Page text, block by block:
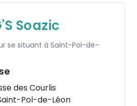
Soazic
se situant à Saint-Pol-de-
des Courlis
Pol-de-Léon